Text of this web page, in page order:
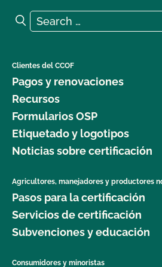
Search for:
Search
Clientes del CCOF
Pagos y renovaciones
Recursos
Formularios OSP
Etiquetado y logotipos
Noticias sobre certificación
Agricultores, manejadores y productores
Pasos para la certificación
Servicios de certificación
Subvenciones y educación
Consumidores y minoristas